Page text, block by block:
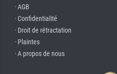
· AGB
· Confidentialité
· Droit de rétractation
· Plaintes
· A propos de nous